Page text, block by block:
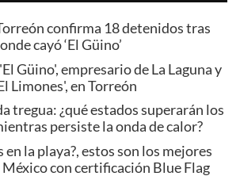
confirma 18 detenidos tras
cayó ‘El Güino’
Güino', empresario de La Laguna y
Limones', en Torreón
tregua: ¿qué estados superarán los
persiste la onda de calor?
en la playa?, estos son los mejores
con certificación Blue Flag